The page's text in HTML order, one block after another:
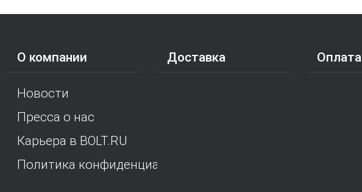
О компании
Новости
Пресса о нас
Карьера в BOLT.RU
Политика конфиденциальности
Доставка Оплата